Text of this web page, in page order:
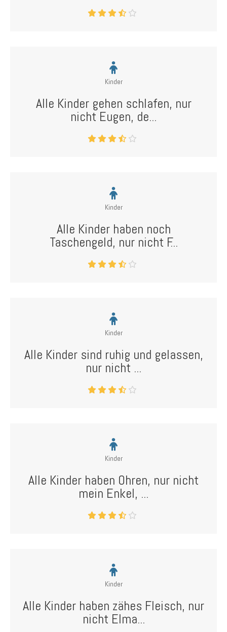
Kinder
Alle Kinder gehen schlafen, nur
nicht Eugen, de...
Kinder
Alle Kinder haben noch
Taschengeld, nur nicht F...
Kinder
Alle Kinder sind ruhig und gelassen,
nur nicht ...
Kinder
Alle Kinder haben Ohren, nur nicht
mein Enkel, ...
Kinder
Alle Kinder haben zähes Fleisch, nur
nicht Elma...